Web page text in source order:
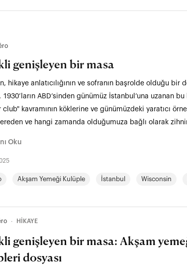
genişleyen bir masa
hikaye anlatıcılığının ve sofranın başrolde olduğu
1930’ların ABD’sinden günümüz İstanbul’una uzanan
club" kavramının köklerine ve günümüzdeki yaratıcı
ve hangi zamanda olduğumuza bağlı olarak
Oku
Akşam Yemeği Kulüple İstanbul Wisconsin
∙ HİKAYE
genişleyen bir masa: Akşam
dosyası